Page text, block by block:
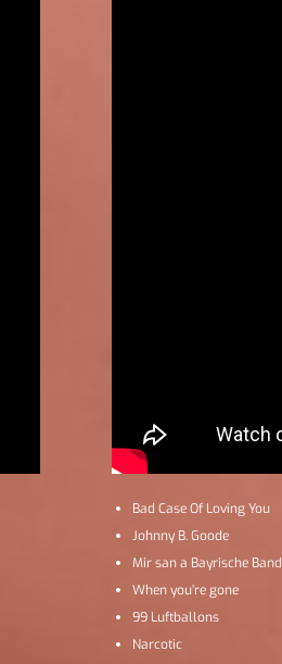
Bad Case Of Loving You
Johnny B. Goode
Mir san a Bayrische Band
When you’re gone
99 Luftballons
Narcotic